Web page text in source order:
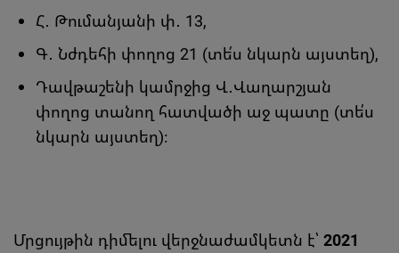
Հ․ Թումանյանի փ․ 13,
Գ․ Նժդեհի փողոց 21 (տե՛ս նկարն այստեղ),
Դավթաշենի կամրջից Վ․Վաղարշյան
փողոց տանող հատվածի աջ պատը (տե՛ս
նկարն այստեղ)։
Մրցույթին դիմելու վերջնաժամկետն է՝ 2021